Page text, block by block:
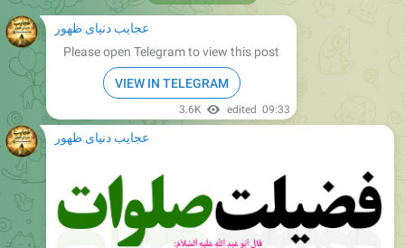
Please open Telegram to view this post
VIEW IN TELEGRAM
3.6K edited
عجایب دنیای ظهور